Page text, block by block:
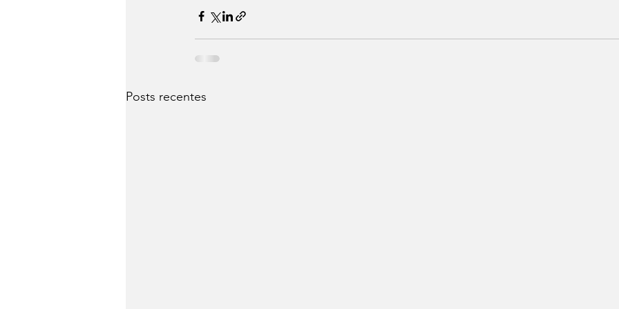
Posts recentes